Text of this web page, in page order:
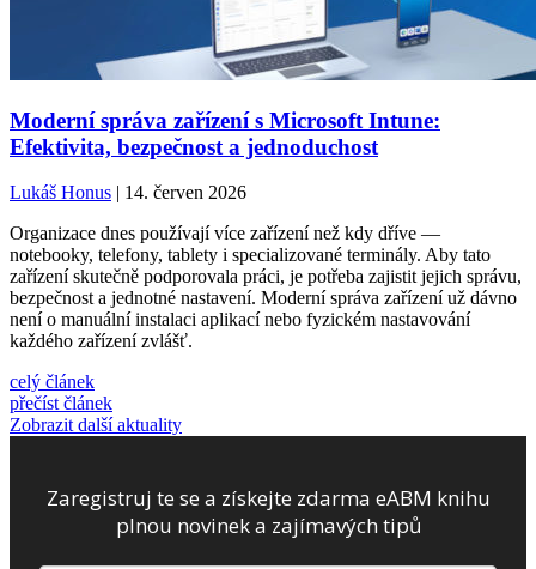
Moderní správa zařízení s Microsoft Intune:
Efektivita, bezpečnost a jednoduchost
Lukáš Honus | 14. červen 2026
Organizace dnes používají více zařízení než kdy dříve —
notebooky, telefony, tablety i specializované terminály. Aby tato
zařízení skutečně podporovala práci, je potřeba zajistit jejich správu,
bezpečnost a jednotné nastavení. Moderní správa zařízení už dávno
není o manuální instalaci aplikací nebo fyzickém nastavování
každého zařízení zvlášť.
celý článek
přečíst článek
Zobrazit další aktuality
Zaregistruj te se a získejte zdarma eABM knihu
plnou novinek a zajímavých tipů